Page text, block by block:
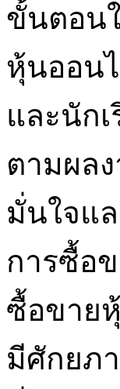
ขั้นตอน
หุ้นออน
และนัก
ตามผล
มั่นใจแ
การซื้อ
ซื้อขาย
มีศักยภ